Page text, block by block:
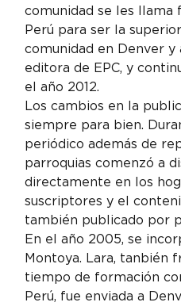
comunidad se les
Perú para ser la
comunidad en Denver
editora de EPC, y
el año 2012.
Los cambios en la
siempre para bien.
periódico además de
parroquias comenzó a
directamente en los
suscriptores y el
también publicado por
En el año 2005, se
Montoya. Lara, tanbién
tiempo de formación
Perú, fue enviada a